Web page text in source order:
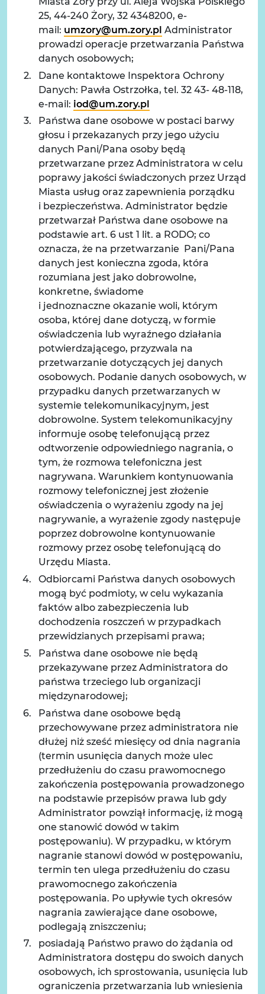
25, 44-240 Żory, 32 4348200, e-
mail: umzory@um.zory.pl Administrator
prowadzi operacje przetwarzania Państwa
danych osobowych;
Dane kontaktowe Inspektora Ochrony
Danych: Pawła Ostrzołka, tel. 32 43- 48-118,
e-mail: iod@um.zory.pl
Państwa dane osobowe w postaci barwy
głosu i przekazanych przy jego użyciu
danych Pani/Pana osoby będą
przetwarzane przez Administratora w celu
poprawy jakości świadczonych przez Urząd
Miasta usług oraz zapewnienia porządku
i bezpieczeństwa. Administrator będzie
przetwarzał Państwa dane osobowe na
podstawie art. 6 ust 1 lit. a RODO; co
oznacza, że na przetwarzanie Pani/Pana
danych jest konieczna zgoda, która
rozumiana jest jako dobrowolne,
konkretne, świadome
i jednoznaczne okazanie woli, którym
osoba, której dane dotyczą, w formie
oświadczenia lub wyraźnego działania
potwierdzającego, przyzwala na
przetwarzanie dotyczących jej danych
osobowych. Podanie danych osobowych, w
przypadku danych przetwarzanych w
systemie telekomunikacyjnym, jest
dobrowolne. System telekomunikacyjny
informuje osobę telefonującą przez
odtworzenie odpowiedniego nagrania, o
tym, że rozmowa telefoniczna jest
nagrywana. Warunkiem kontynuowania
rozmowy telefonicznej jest złożenie
oświadczenia o wyrażeniu zgody na jej
nagrywanie, a wyrażenie zgody następuje
poprzez dobrowolne kontynuowanie
rozmowy przez osobę telefonującą do
Urzędu Miasta.
Odbiorcami Państwa danych osobowych
mogą być podmioty, w celu wykazania
faktów albo zabezpieczenia lub
dochodzenia roszczeń w przypadkach
przewidzianych przepisami prawa;
Państwa dane osobowe nie będą
przekazywane przez Administratora do
państwa trzeciego lub organizacji
międzynarodowej;
Państwa dane osobowe będą
przechowywane przez administratora nie
dłużej niż sześć miesięcy od dnia nagrania
(termin usunięcia danych może ulec
przedłużeniu do czasu prawomocnego
zakończenia postępowania prowadzonego
na podstawie przepisów prawa lub gdy
Administrator powziął informację, iż mogą
one stanowić dowód w takim
postępowaniu). W przypadku, w którym
nagranie stanowi dowód w postępowaniu,
termin ten ulega przedłużeniu do czasu
prawomocnego zakończenia
postępowania. Po upływie tych okresów
nagrania zawierające dane osobowe,
podlegają zniszczeniu;
posiadają Państwo prawo do żądania od
Administratora dostępu do swoich danych
osobowych, ich sprostowania, usunięcia lub
ograniczenia przetwarzania lub wniesienia